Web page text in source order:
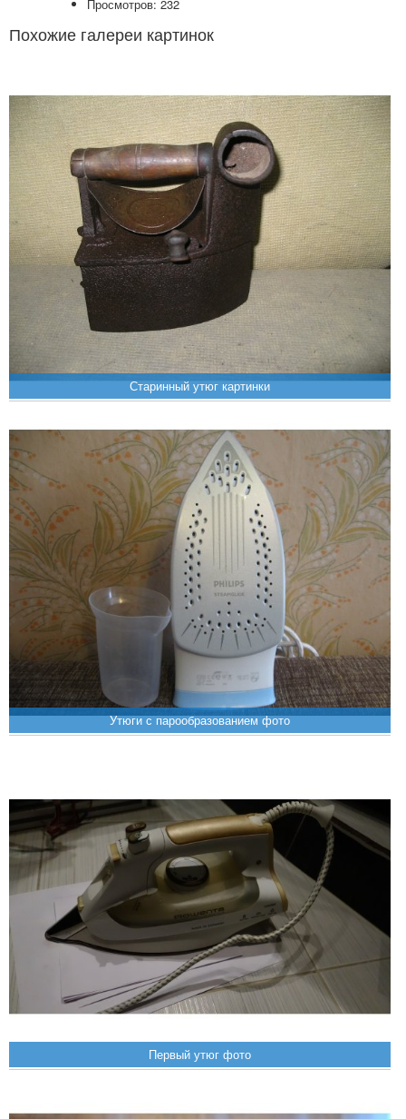
Просмотров: 232
Похожие галереи картинок
Старинный утюг картинки
Утюги с парообразованием фото
Первый утюг фото